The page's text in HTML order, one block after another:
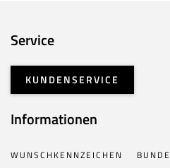
Service
KUNDENSERVICE
Informationen
WUNSCHKENNZEICHEN